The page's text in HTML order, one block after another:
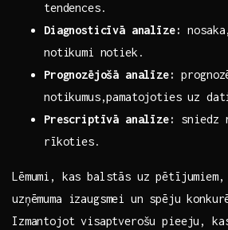
tendences.
Diagnosticīvā analīze:
notikumi notiek.
Prognozējošā analīze:
notikumus,pamatojoties uz
Prescriptīvā analīze:
sniedz
rīkoties.
Lēmumi, kas​ balstās uz
uzņēmuma izaugsmei⁣ un spēju
Izmantojot visaptverošu pieeju,